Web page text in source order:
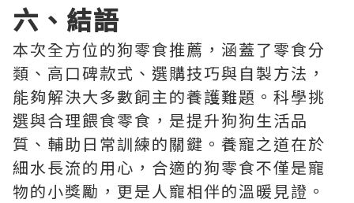
六、結語
本次全方位的狗零食推薦，涵蓋了零食分
類、高口碑款式、選購技巧與自製方法，
能夠解決大多數飼主的養護難題。科學挑
選與合理餵食零食，是提升狗狗生活品
質、輔助日常訓練的關鍵。養寵之道在於
細水長流的用心，合適的狗零食不僅是寵
物的小獎勵，更是人寵相伴的溫暖見證。